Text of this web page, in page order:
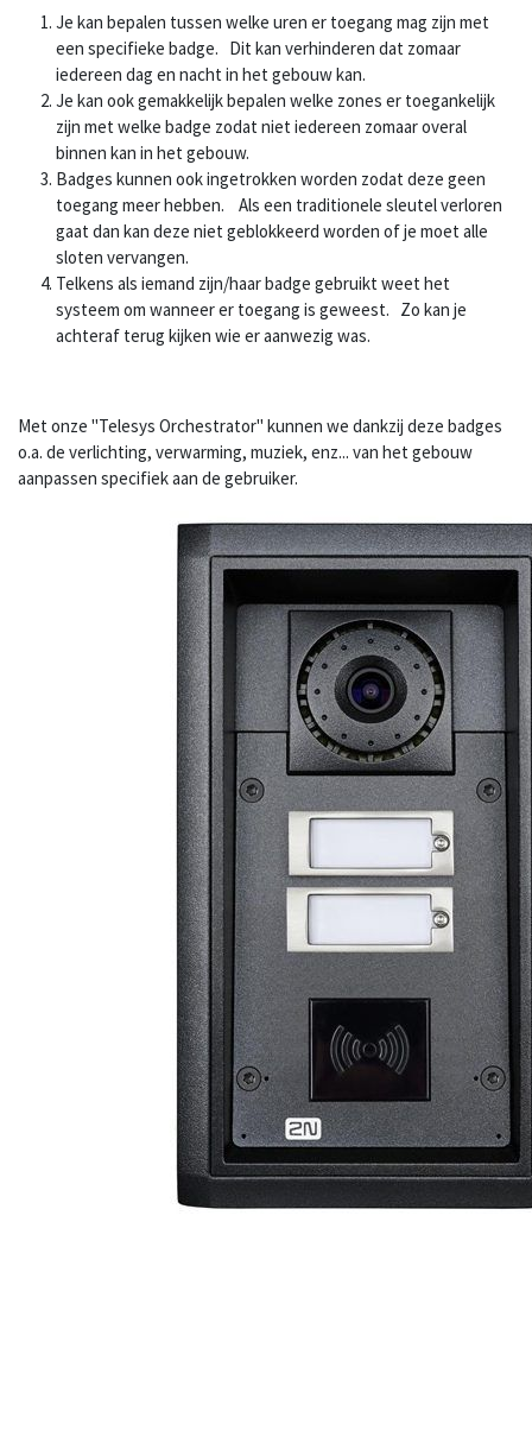
Je kan bepalen tussen welke uren er toegang mag zijn met
een specifieke badge. Dit kan verhinderen dat zomaar
iedereen dag en nacht in het gebouw kan.
Je kan ook gemakkelijk bepalen welke zones er toegankelijk
zijn met welke badge zodat niet iedereen zomaar overal
binnen kan in het gebouw.
Badges kunnen ook ingetrokken worden zodat deze geen
toegang meer hebben. Als een traditionele sleutel verloren
gaat dan kan deze niet geblokkeerd worden of je moet alle
sloten vervangen.
Telkens als iemand zijn/haar badge gebruikt weet het
systeem om wanneer er toegang is geweest. Zo kan je
achteraf terug kijken wie er aanwezig was.
Met onze "Telesys Orchestrator" kunnen we dankzij deze badges
o.a. de verlichting, verwarming, muziek, enz... van het gebouw
aanpassen specifiek aan de gebruiker.